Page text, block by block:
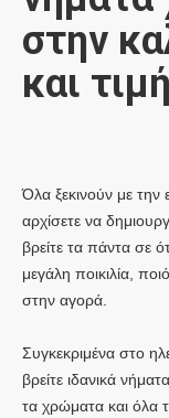
στην
και τιμή
Όλα ξεκινούν με την
αρχίσετε να
βρείτε τα πάντα σε
μεγάλη ποικιλία,
στην αγορά.
Συγκεκριμένα στο
βρείτε ιδανικά
τα χρώματα και όλα